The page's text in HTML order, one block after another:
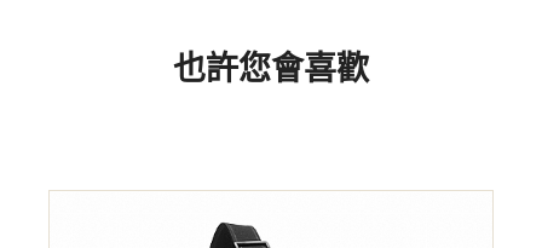
也許您會喜歡